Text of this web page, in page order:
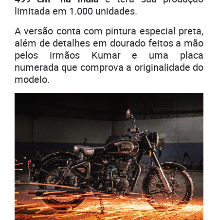
limitada em 1.000 unidades.
A versão conta com pintura especial preta,
além de detalhes em dourado feitos a mão
pelos irmãos Kumar e uma placa
numerada que comprova a originalidade do
modelo.